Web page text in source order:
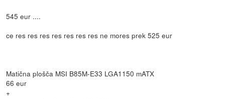
545 eur ....
ce res res res res res res res ne mores prek 525 eur
Matična plošča MSI B85M-E33 LGA1150 mATX
66 eur
+